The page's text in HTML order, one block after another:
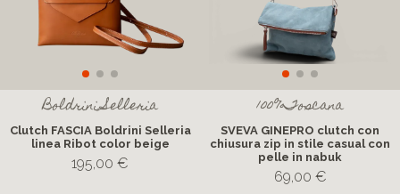
Boldrini Selleria
Clutch FASCIA Boldrini Selleria
linea Ribot color beige
195,00 €
100%Toscana
SVEVA GINEPRO clutch con
chiusura zip in stile casual con
pelle in nabuk
69,00 €